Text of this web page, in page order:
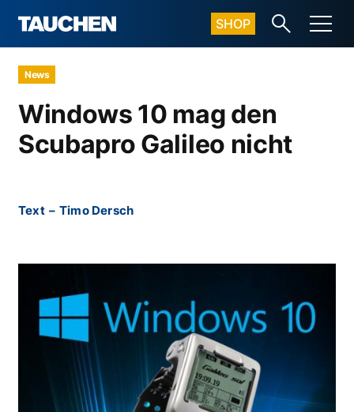
SHOP
News
Windows 10 mag den
Scubapro Galileo nicht
Text – Timo Dersch